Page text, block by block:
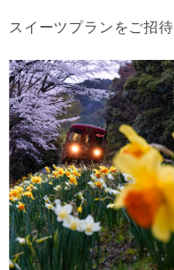
スイーツプランをご招待